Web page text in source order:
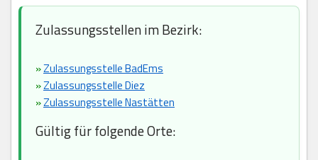
Zulassungsstellen im Bezirk:
»Zulassungsstelle BadEms
»Zulassungsstelle Diez
»Zulassungsstelle Nastätten
Gültig für folgende Orte: